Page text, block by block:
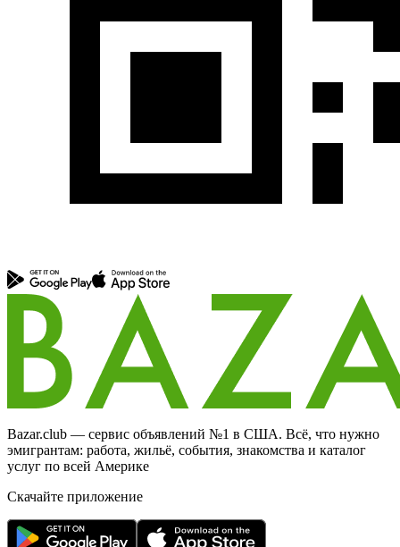
Bazar.club — сервис объявлений №1 в США. Всё, что нужно
эмигрантам: работа, жильё, события, знакомства и каталог
услуг по всей Америке
Скачайте приложение